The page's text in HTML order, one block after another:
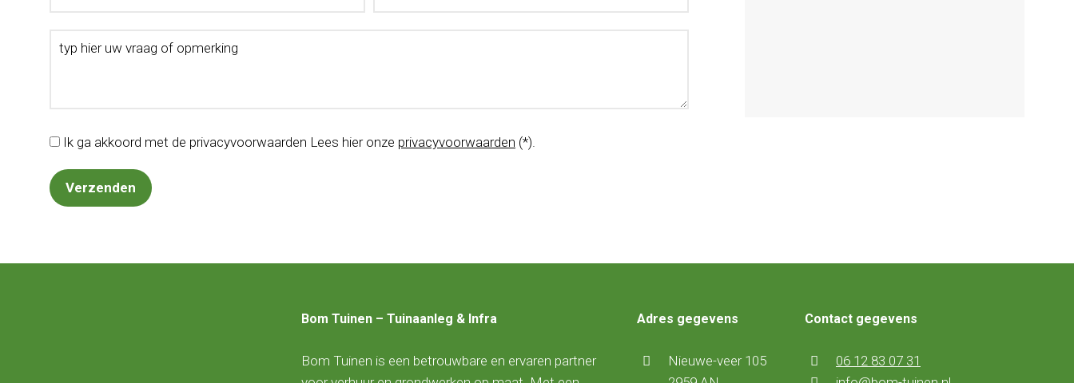
Ik ga akkoord met de privacyvoorwaarden Lees hier onze privacyvoorwaarden (*).
Bom Tuinen – Tuinaanleg & Infra
Bom Tuinen is een betrouwbare en ervaren partner
Adres gegevens
Nieuwe-veer 105
Contact gegevens
06 12 83 07 31